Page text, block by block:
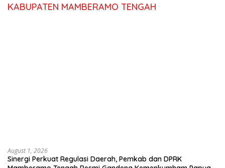
KABUPATEN MAMBERAMO TENGAH
August 1, 2026
Sinergi Perkuat Regulasi Daerah, Pemkab dan DPRK